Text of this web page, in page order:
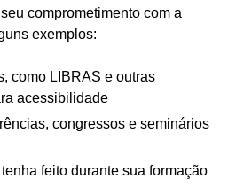
comprometimento com a
exemplos:
como LIBRAS e outras
acessibilidade
congressos e seminários
feito durante sua formação